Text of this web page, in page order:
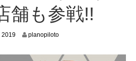
舗も参戦!!
20191
planopiloto